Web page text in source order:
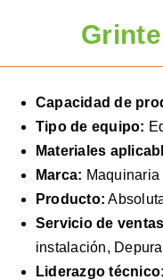
maquina mezcladora
maquina trituradora
Granulación
Secado y enfriador
Equipo auxiliar
Traspaso
Caso
Capacidad de
Tipo de equipo:
Materiales
Marca:
Producto:
Servicio de
instalación,
Liderazgo técnico: